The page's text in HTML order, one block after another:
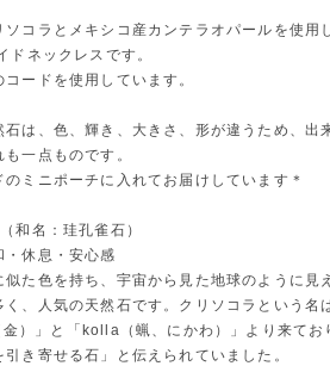
ソコラとメキシコ産カンテラオパールを使用
ドネックレスです。
ードを使用しています。
石は、色、輝き、大きさ、形が違うため、出
一点ものです。
のミニポーチに入れてお届けしています＊
和名：珪孔雀石）
・休息・安心感
似た色を持ち、宇宙から見た地球のように見
く、人気の天然石です。クリソコラという名
）」と「kolla（蝋、にかわ）」より来てお
き寄せる石」と伝えられていました。